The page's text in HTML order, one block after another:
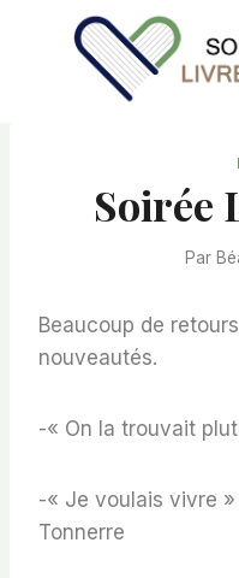
Soirée
Par
Beaucoup de
nouveautés.
-« On la trouvait
-« Je voulais vivre
Tonnerre